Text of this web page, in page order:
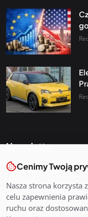
Newsletter
Otrzymuj najnowsze
do naszego newslettera
Cenimy Twoją
Nasza strona korzysta
celu zapewnienia
ruchu oraz